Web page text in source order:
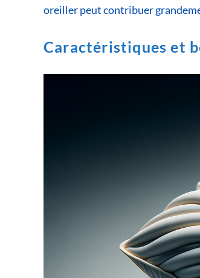
oreiller peut contribuer
Caractéristiques et